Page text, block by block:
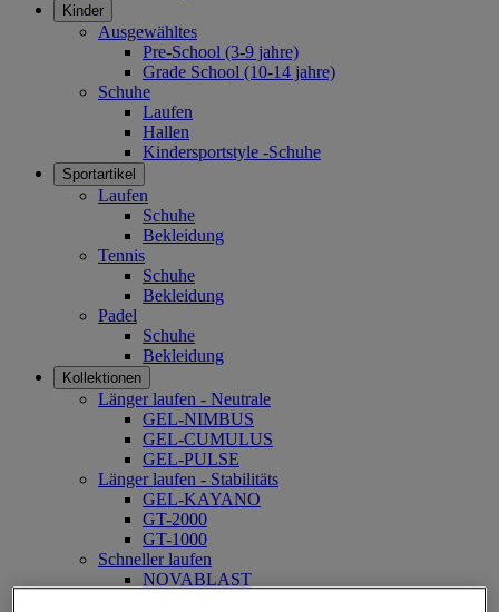
Kinder
Ausgewähltes
Pre-School (3-9 jahre)
Grade School (10-14 jahre)
Schuhe
Laufen
Hallen
Kindersportstyle -Schuhe
Sportartikel
Laufen
Schuhe
Bekleidung
Tennis
Schuhe
Bekleidung
Padel
Schuhe
Bekleidung
Kollektionen
Länger laufen - Neutrale
GEL-NIMBUS
GEL-CUMULUS
GEL-PULSE
Länger laufen - Stabilitäts
GEL-KAYANO
GT-2000
GT-1000
Schneller laufen
NOVABLAST